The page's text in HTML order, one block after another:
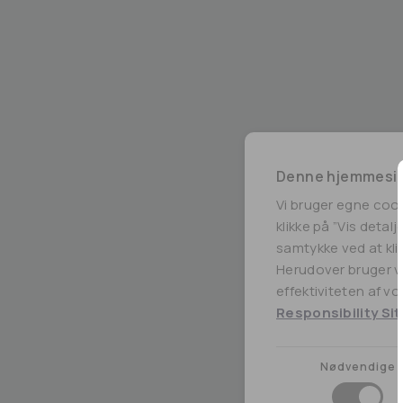
Denne
Vi bruger egne
klikke på ”Vis
samtykke ved at
Herudover bruger
effektiviteten af
Responsibility Site
Nødvendige